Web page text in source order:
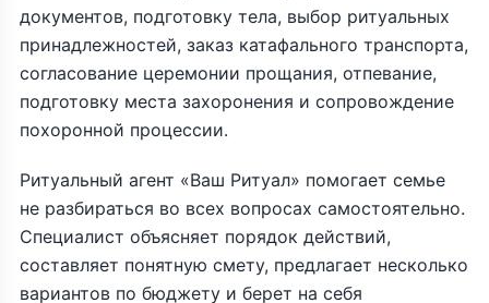
документов, подготовку тела, выбор ритуальных
принадлежностей, заказ катафального транспорта,
согласование церемонии прощания, отпевание,
подготовку места захоронения и сопровождение
похоронной процессии.
Ритуальный агент «Ваш Ритуал» помогает семье
не разбираться во всех вопросах самостоятельно.
Специалист объясняет порядок действий,
составляет понятную смету, предлагает несколько
вариантов по бюджету и берет на себя